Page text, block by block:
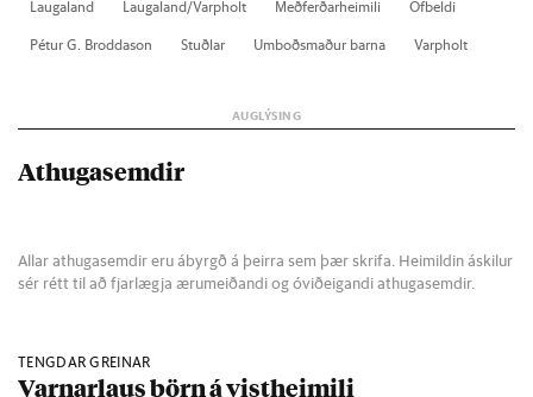
Lauga­land Lauga­land/Varp­holt Með­ferð­ar­heim­ili
Of­beldi
Pét­ur G. Brodda­son
Stuðl­ar Um­boðs­mað­ur barna Varp­holt
Athugasemdir
Allar athugasemdir eru ábyrgð á þeirra sem þær skrifa. Heimildin áskilur
sér rétt til að fjarlægja ærumeiðandi og óviðeigandi athugasemdir.
TENGDAR GREINAR
Varnarlaus börn á vistheimili